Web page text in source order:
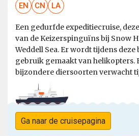
EN CN LA
Een gedurfde expeditiecruise,
van de Keizerspinguïns bij Snow
Weddell Sea. Er wordt tijdens
gebruik gemaakt van helikopters.
bijzondere diersoorten verwacht
Ga naar de cruisepagina